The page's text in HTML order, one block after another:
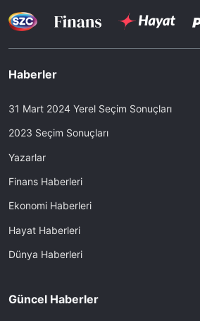
Haberler
31 Mart 2024 Yerel Seçim Sonuçları
2023 Seçim Sonuçları
Yazarlar
Finans Haberleri
Ekonomi Haberleri
Hayat Haberleri
Dünya Haberleri
Güncel Haberler